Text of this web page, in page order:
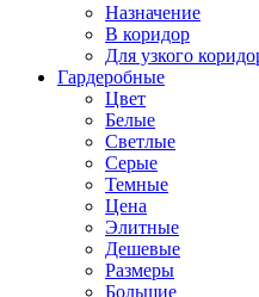
Назначение
В коридор
Для узкого
Гардеробные
Цвет
Белые
Светлые
Серые
Темные
Цена
Элитные
Дешевые
Размеры
Большие